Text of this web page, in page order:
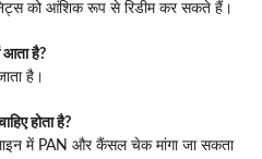
को आंशिक रूप से रिडीम कर सकते हैं।
आता है?
है।
होता है?
में PAN और कैंसल चेक मांगा जा सकता